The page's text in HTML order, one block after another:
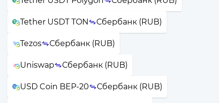
Tether USDT TON Сбербанк (RUB)
Tezos Сбербанк (RUB)
Uniswap Сбербанк (RUB)
USD Coin BEP-20 Сбербанк (RUB)